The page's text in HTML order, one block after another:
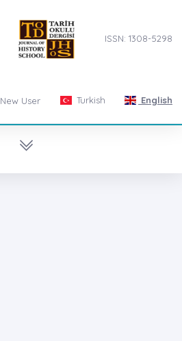
ISSN: 1308-5298
New User Turkish English